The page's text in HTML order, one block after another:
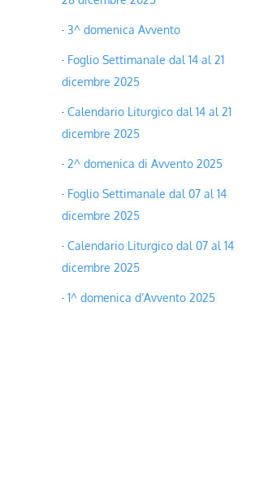
3^ domenica Avvento
Foglio Settimanale dal 14 al 21
dicembre 2025
Calendario Liturgico dal 14 al 21
dicembre 2025
2^ domenica di Avvento 2025
Foglio Settimanale dal 07 al 14
dicembre 2025
Calendario Liturgico dal 07 al 14
dicembre 2025
1^ domenica d’Avvento 2025